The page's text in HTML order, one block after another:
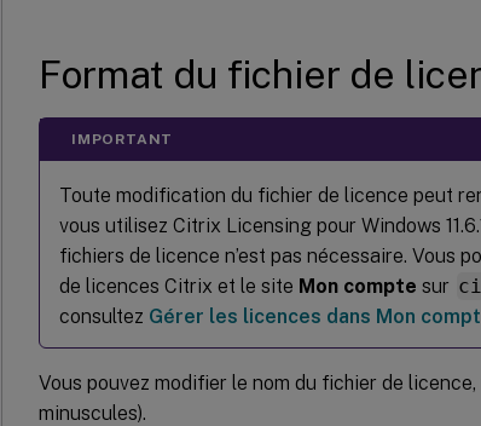
Format du fichier de
IMPORTANT
Toute modification du fichier de licence peut
vous utilisez Citrix Licensing pour Windows
fichiers de licence n’est pas nécessaire. Vous
de licences Citrix et le site Mon compte sur
consultez Gérer les licences dans Mon
Vous pouvez modifier le nom du fichier de
minuscules).